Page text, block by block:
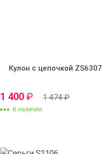
Кулон с цепочкой ZS6307
1 400 ₽ 1 474₽
В наличии